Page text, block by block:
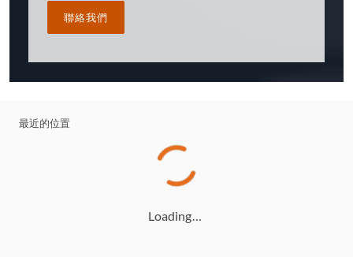
聯絡我們
最近的位置
Loading…